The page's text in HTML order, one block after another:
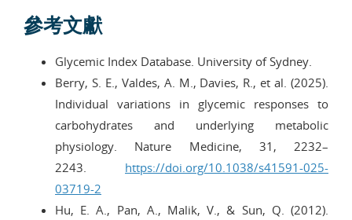
參考文獻
Glycemic Index Database. University of Sydney.
Berry, S. E., Valdes, A. M., Davies, R., et al. (2025).
Individual variations in glycemic responses to
carbohydrates and underlying metabolic
physiology. Nature Medicine, 31, 2232–
2243. https://doi.org/10.1038/s41591-025-
03719-2
Hu, E. A., Pan, A., Malik, V., & Sun, Q. (2012).